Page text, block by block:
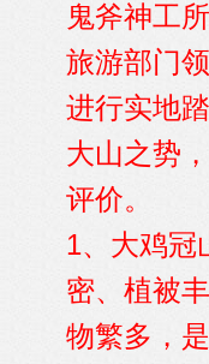
鬼斧神工
旅游部门
进行实地
大山之势
评价。
1、大鸡冠
密、植被
物繁多，